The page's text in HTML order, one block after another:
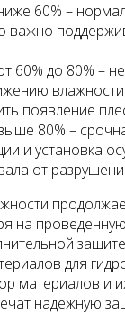
60% –
важно
60% до 80% –
появление
80% –
и установка
от
на проведенную
для
материалов и
надежную